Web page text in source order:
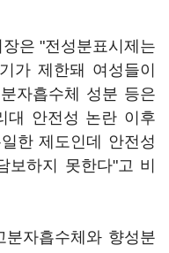
은 "전성분표시제는
가 제한돼 여성들이
자흡수체 성분 등은
대 안전성 논란 이후
한 제도인데 안전성
하지 못한다"고 비
자흡수체와 향성분